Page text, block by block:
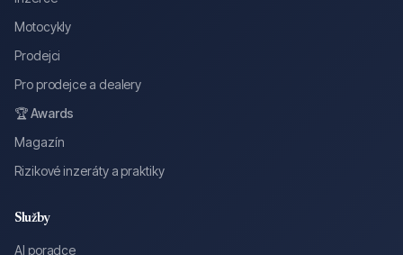
Motocykly
Prodejci
Pro prodejce a dealery
🏆 Awards
Magazín
Rizikové inzeráty a praktiky
Služby
AI poradce